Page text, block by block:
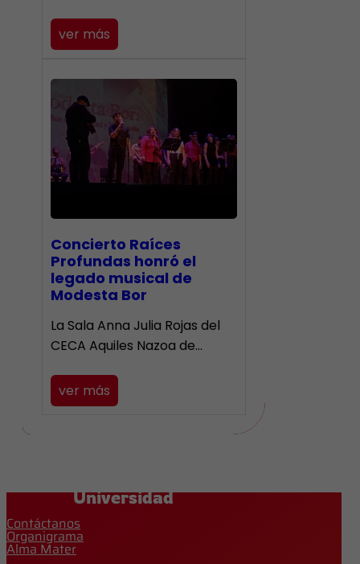
ver más
​Concierto Raíces
Profundas honró el
legado musical de
Modesta Bor
La Sala Anna Julia Rojas del
CECA Aquiles Nazoa de…
ver más
Universidad
Contáctanos
Organigrama
Alma Mater